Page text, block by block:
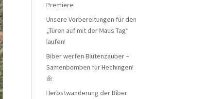
Premiere
Unsere Vorbereitungen für den
„Türen auf mit der Maus Tag“
laufen!
Biber werfen Blütenzauber –
Samenbomben für Hechingen!
🌼
Herbstwanderung der Biber